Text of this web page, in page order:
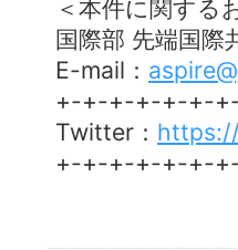
＜本件に関する
国際部 先端国
E-mail：
+-+-+-+-+-+-
Twitter：
+-+-+-+-+-+-